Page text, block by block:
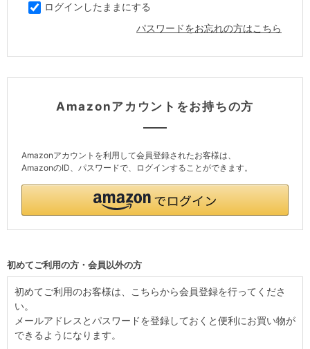
ログインしたままにする
パスワードをお忘れの方はこちら
Amazonアカウントをお持ちの方
Amazonアカウントを利用して会員登録されたお客様は、
AmazonのID、パスワードで、ログインすることができます。
初めてご利用の方・会員以外の方
初めてご利用のお客様は、こちらから会員登録を行ってくださ
い。
メールアドレスとパスワードを登録しておくと便利にお買い物が
できるようになります。